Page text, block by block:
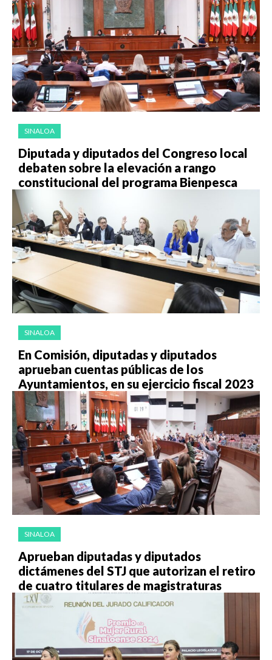
SINALOA
Diputada y diputados del Congreso local
debaten sobre la elevación a rango
constitucional del programa Bienpesca
SINALOA
En Comisión, diputadas y diputados
aprueban cuentas públicas de los
Ayuntamientos, en su ejercicio fiscal 2023
SINALOA
Aprueban diputadas y diputados
dictámenes del STJ que autorizan el retiro
de cuatro titulares de magistraturas